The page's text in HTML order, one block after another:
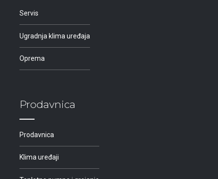
Servis
Ugradnja klima uređaja
Oprema
Prodavnica
Prodavnica
Klima uređaji